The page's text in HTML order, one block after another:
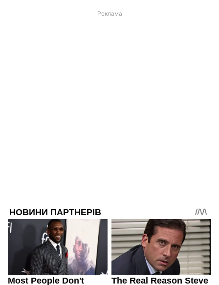
Реклама